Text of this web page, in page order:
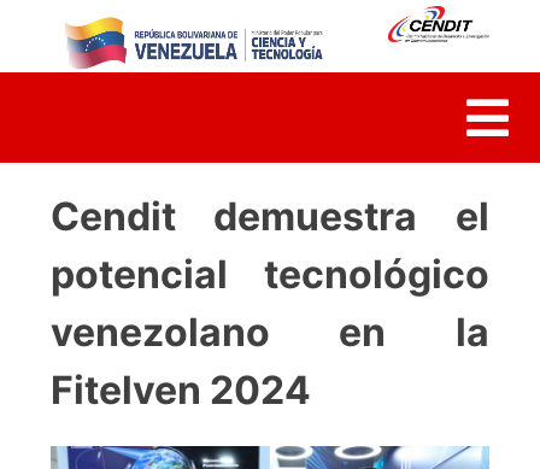
content
Cendit demuestra el
potencial tecnológico
venezolano en la
Fitelven 2024